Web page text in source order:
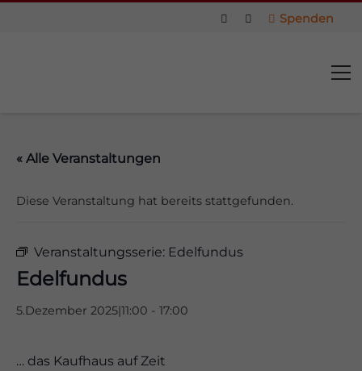
Spenden
« Alle Veranstaltungen
Diese Veranstaltung hat bereits stattgefunden.
Veranstaltungsserie: Edelfundus
Edelfundus
5.Dezember 2025|11:00 - 17:00
… das Kaufhaus auf Zeit